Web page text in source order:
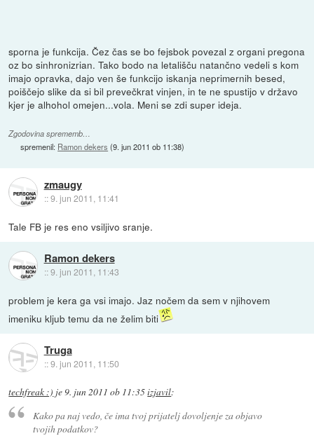
sporna je funkcija. Čez čas se bo fejsbok povezal z organi pregona
oz bo sinhronizrian. Tako bodo na letališču natančno vedeli s kom
imajo opravka, dajo ven še funkcijo iskanja neprimernih besed,
poiščejo slike da si bil prevečkrat vinjen, in te ne spustijo v državo
kjer je alhohol omejen...vola. Meni se zdi super ideja.
Zgodovina sprememb…
spremenil: Ramon dekers (9. jun 2011 ob 11:38)
zmaugy
::9. jun 2011, 11:41
Tale FB je res eno vsiljivo sranje.
Ramon dekers
::9. jun 2011, 11:43
problem je kera ga vsi imajo. Jaz nočem da sem v njihovem
imeniku kljub temu da ne želim biti
Truga
::9. jun 2011, 11:50
techfreak :) je9. jun 2011 ob 11:35izjavil:
Kako pa naj vedo, če ima tvoj prijatelj dovoljenje za objavo
tvojih podatkov?